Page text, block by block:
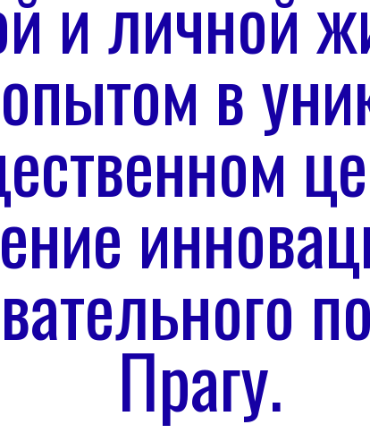
и личной
в
Прагу.